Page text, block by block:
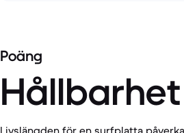
Poäng
Hållbarhet
Livslängden för en surfplatta